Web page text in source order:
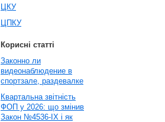
ЦКУ
ЦПКУ
Корисні статті
Законно ли
видеонаблюдение в
спортзале, раздевалке
Квартальна звітність
ФОП у 2026: що змінив
Закон №4536-IX і як